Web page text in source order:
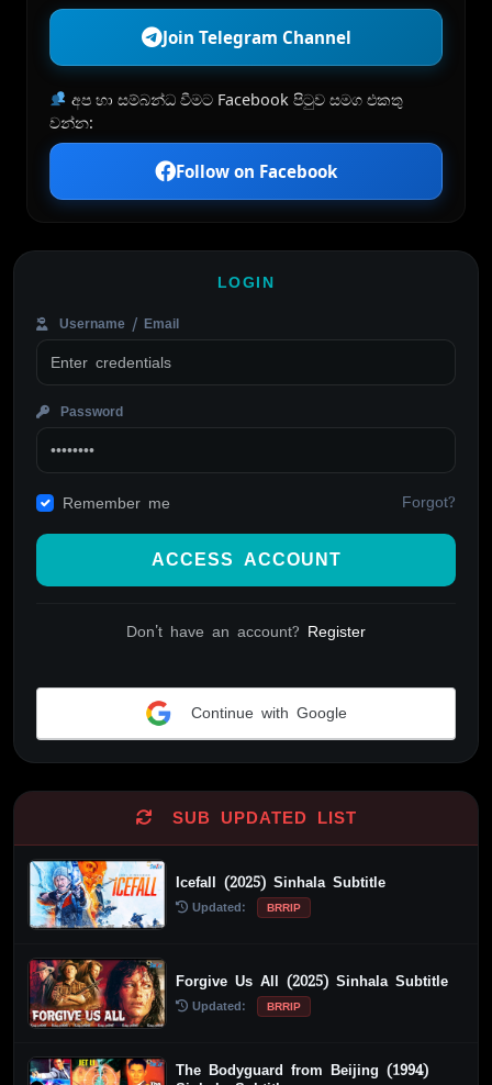
Join Telegram Channel
අප හා සම්බන්ධ වීමට Facebook පිටුව සමග එකතු
වන්න:
Follow on Facebook
LOGIN
Username / Email
Password
Remember me Forgot?
ACCESS ACCOUNT
Don't have an account? Register
Continue with Google
SUB UPDATED LIST
Icefall (2025) Sinhala Subtitle
Updated: BRRIP
Forgive Us All (2025) Sinhala Subtitle
Updated: BRRIP
The Bodyguard from Beijing (1994)